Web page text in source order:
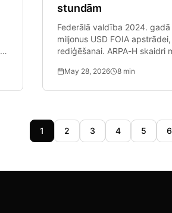
stundām
Federālā valdība 2024.
miljonus USD FOIA
rediģēšanai. ARPA-H skaidri
May 28, 2026 8 min
1 2 3 4 5 6